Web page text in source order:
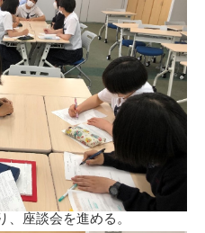
座談会を進める。